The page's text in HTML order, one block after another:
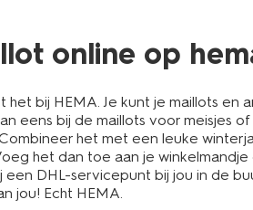
online op
bij HEMA. Je kunt je maillots
eens bij de maillots voor meisjes of
het met een leuke
het dan toe aan je
DHL-servicepunt bij jou in de
jou! Echt HEMA.